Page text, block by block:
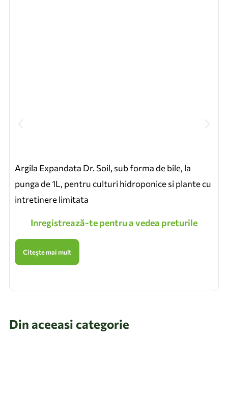
Argila Expandata Dr. Soil, sub forma de bile, la
punga de 1L, pentru culturi hidroponice si plante cu
intretinere limitata
Inregistrează-te pentru a vedea preturile
Citește mai mult
Din aceeasi categorie